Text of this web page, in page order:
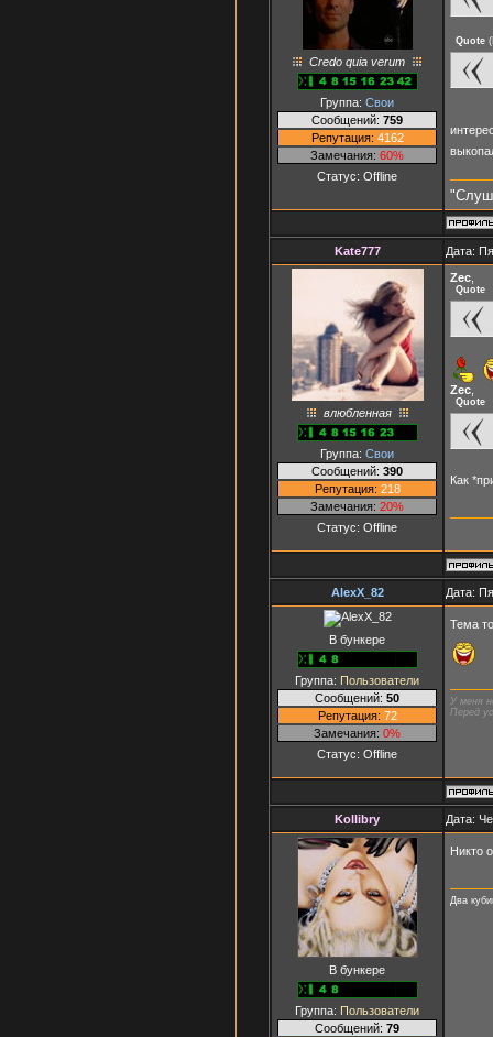
Credo quia verum
Группа: Свои
Сообщений: 759
Репутация: 4162
Замечания: 60%
Статус: Offline
Quote (
Kate777 Дата:
влюбленная
Группа: Свои
Сообщений: 390
Репутация: 218
Замечания: 20%
Статус: Offline
Zec
Quote
Zec
Quote
Как
AlexX_82 Дата:
В бункере
Группа: Пользователи
Сообщений: 50
Репутация: 72
Замечания: 0%
Статус: Offline
Тема
У меня
Перед
Kollibry Дата:
В бункере
Группа: Пользователи
Сообщений: 79
Никто
Два